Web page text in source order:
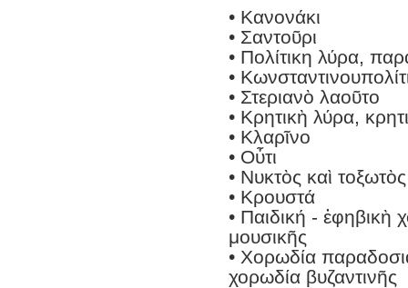
• Κανονάκι
• Σαντοῦρι
• Πολίτικη λύρα,
•
• Στεριανὸ λαοῦτο
• Κρητικὴ λύρα,
• Κλαρῖνο
• Οὖτι
• Νυκτὸς καὶ
• Κρουστά
• Παιδική - ἐφηβικὴ
μουσικῆς
• Χορωδία
χορωδία βυζαντινῆς